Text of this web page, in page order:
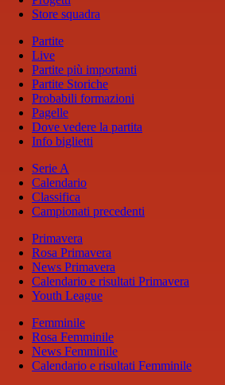
Store squadra
Partite
Live
Partite più importanti
Partite Storiche
Probabili formazioni
Pagelle
Dove vedere la partita
Info biglietti
Serie A
Calendario
Classifica
Campionati precedenti
Primavera
Rosa Primavera
News Primavera
Calendario e risultati Primavera
Youth League
Femminile
Rosa Femminile
News Femminile
Calendario e risultati Femminile